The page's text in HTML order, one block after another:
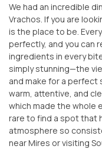
We had an incredible
Vrachos. If you are
is the place to be.
perfectly, and you can
ingredients in every
simply stunning—the
and make for a perfect
warm, attentive, and
which made the whole
rare to find a spot that
atmosphere so
near Mires or visiting